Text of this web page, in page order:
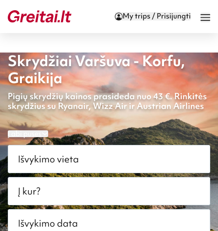
My trips / Prisijungti
Skrydžiai Varšuva - Korfu,
Graikija
Pigių skrydžių kainos prasideda nuo 43 €. Rinkitės
skrydžius su Ryanair, Wizz Air ir Austrian Airlines
Į abi puses
Išvykimo vieta
Į kur?
Išvykimo data